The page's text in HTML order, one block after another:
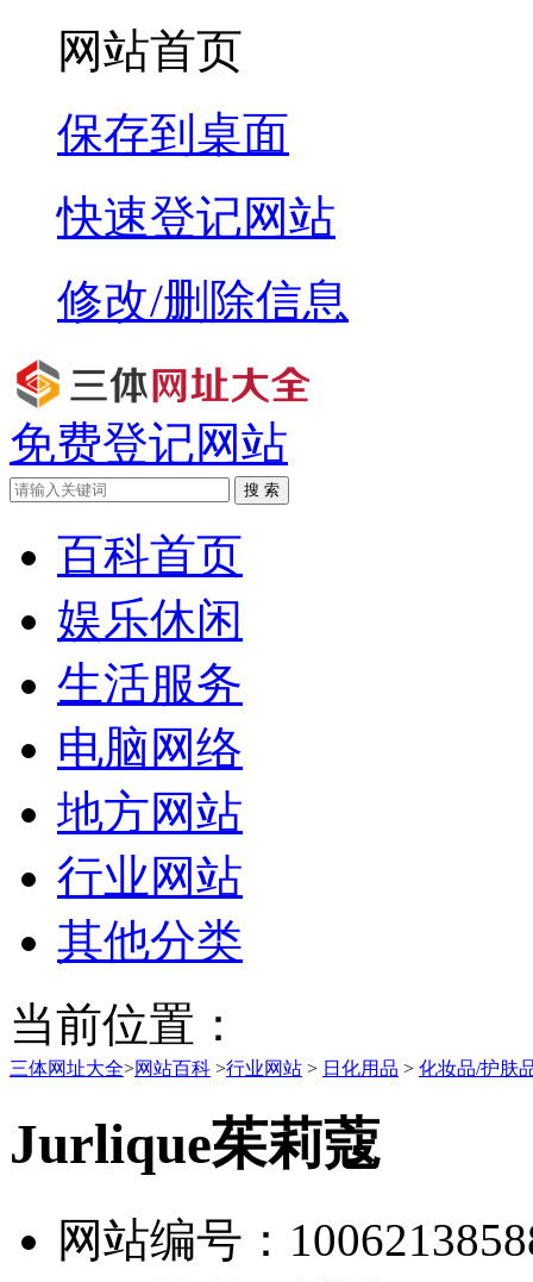
网站首页
保存到桌面
快速登记网站
修改/删除信息
免费登记网站
搜 索
百科首页
娱乐休闲
生活服务
电脑网络
地方网站
行业网站
其他分类
当前位置：
三体网址大全>网站百科 >行业网站 > 日化用品 > 化妆品/护肤
Jurlique茱莉蔻
网站编号：